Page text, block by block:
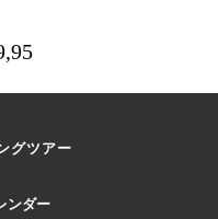
価
€ 59,95
グツアー
ンダー